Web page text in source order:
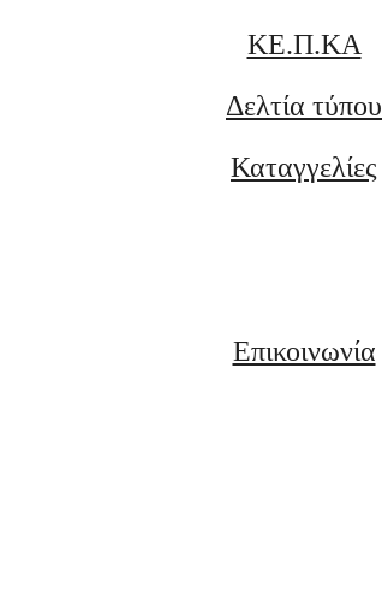
ΚΕ.Π.ΚΑ
Δελτία τύπου
Καταγγελίες
Επικοινωνία